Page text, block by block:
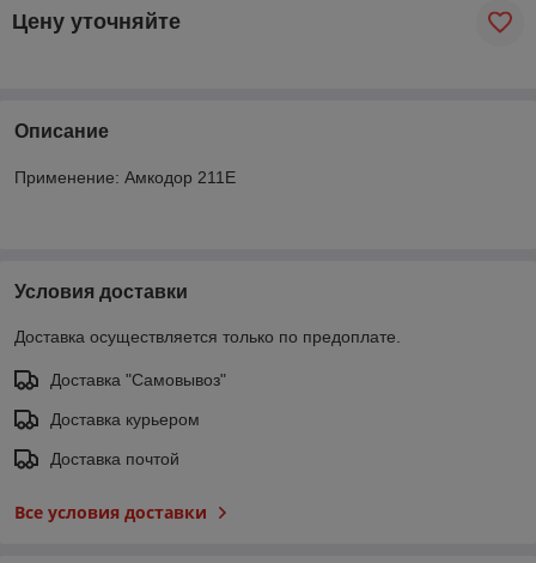
Цену уточняйте
Описание
Применение: Амкодор 211Е
Условия доставки
Доставка осуществляется только по предоплате.
Доставка "Самовывоз"
Доставка курьером
Доставка почтой
Все условия доставки